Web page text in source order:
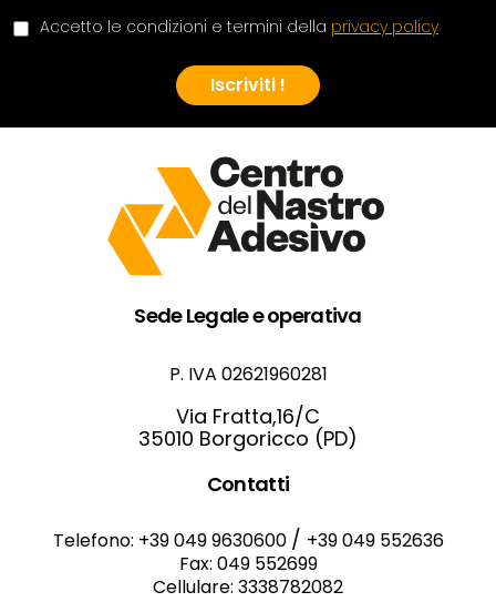
Iscriviti !
Accetto le condizioni e termini della privacy policy
Sede Legale e operativa
P. IVA 02621960281
Via Fratta,16/C
35010 Borgoricco (PD)
Contatti
Telefono: +39 049 9630600 / +39 049 552636
Fax: 049 552699
Cellulare: 3338782082